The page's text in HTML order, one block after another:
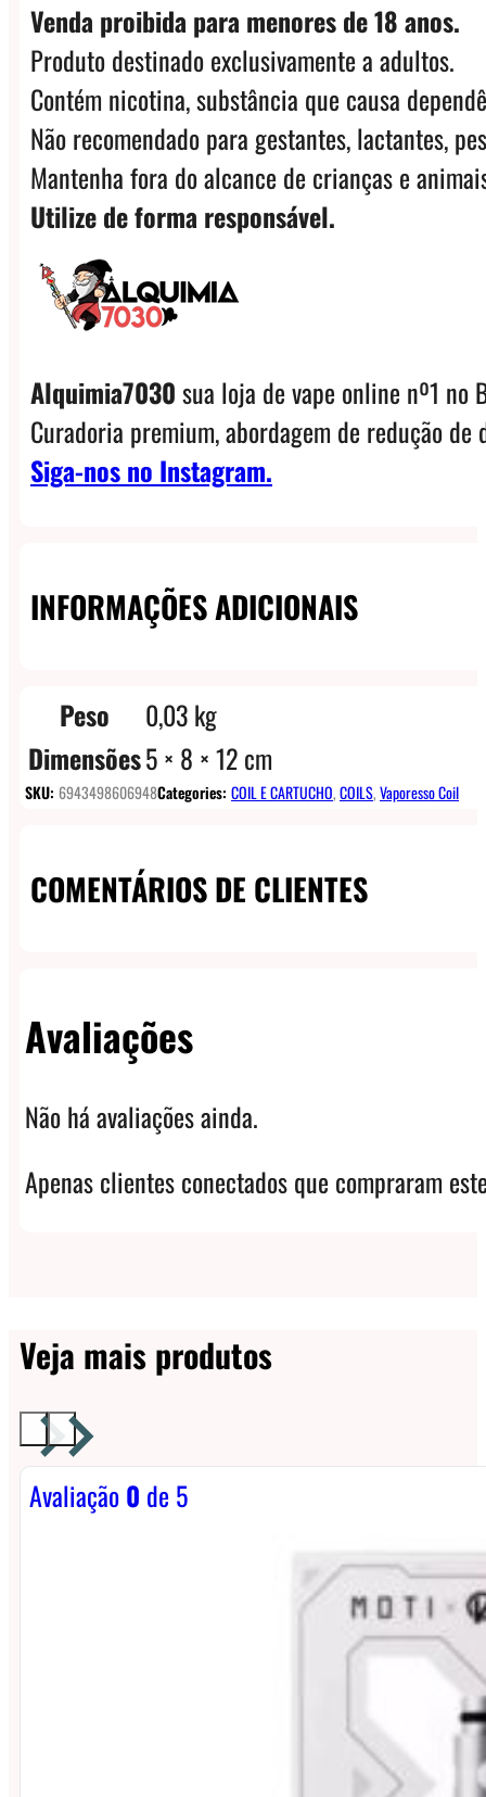
Venda proibida para menores de 18 anos.
Produto destinado exclusivamente a adultos.
Contém nicotina, substância que causa
Não recomendado para gestantes, lactantes,
Mantenha fora do alcance de crianças e
Utilize de forma responsável.
Alquimia7030sua loja de vape online nº1 no
Curadoria premium, abordagem de redução
Siga-nos no Instagram.
INFORMAÇÕES ADICIONAIS
Peso
0,03 kg
Dimensões5 × 8 × 12 cm
SKU: 6943498606948Categories: COIL E CARTUCHO,COILS,Vaporesso Coil
COMENTÁRIOS DE CLIENTES
Avaliações
Não há avaliações ainda.
Apenas clientes conectados que compraram
Veja mais produtos
Avaliação0 de 5